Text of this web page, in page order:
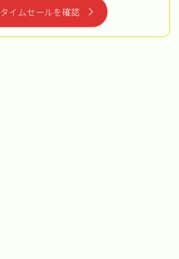
タイムセールを確認